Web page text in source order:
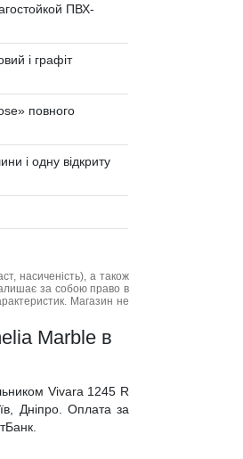
ПВХ-
і графіт
повного
і одну відкриту
насиченість), а також
за собою право в
Магазин не
Marble в
Vivara 1245 R
Дніпро. Оплата за